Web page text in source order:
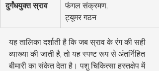
दुर्गंधयुक्त स्राव
फंगल संक्रमण,
ट्यूमर गठन
यह तालिका दर्शाती है कि जब स्राव के रंग की सही
व्याख्या की जाती है, तो यह स्पष्ट रूप से अंतर्निहित
बीमारी का संकेत देता है। पशु चिकित्सा हस्तक्षेप में